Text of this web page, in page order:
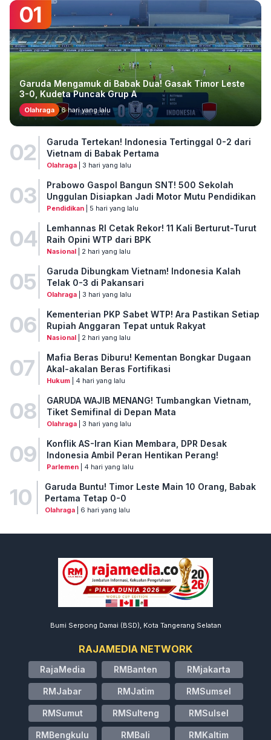
01
Garuda Mengamuk di Babak Dua! Gasak Timor Leste
3-0, Kudeta Puncak Grup A
Olahraga 6 hari yang lalu
02
Garuda Tertekan! Indonesia Tertinggal 0-2 dari
Vietnam di Babak Pertama
Olahraga| 3 hari yang lalu
03
Prabowo Gaspol Bangun SNT! 500 Sekolah
Unggulan Disiapkan Jadi Motor Mutu Pendidikan
Pendidikan| 5 hari yang lalu
04
Lemhannas RI Cetak Rekor! 11 Kali Berturut-Turut
Raih Opini WTP dari BPK
Nasional| 2 hari yang lalu
05
Garuda Dibungkam Vietnam! Indonesia Kalah
Telak 0-3 di Pakansari
Olahraga| 3 hari yang lalu
06
Kementerian PKP Sabet WTP! Ara Pastikan Setiap
Rupiah Anggaran Tepat untuk Rakyat
Nasional| 2 hari yang lalu
07
Mafia Beras Diburu! Kementan Bongkar Dugaan
Akal-akalan Beras Fortifikasi
Hukum| 4 hari yang lalu
08
GARUDA WAJIB MENANG! Tumbangkan Vietnam,
Tiket Semifinal di Depan Mata
Olahraga| 3 hari yang lalu
09
Konflik AS-Iran Kian Membara, DPR Desak
Indonesia Ambil Peran Hentikan Perang!
Parlemen| 4 hari yang lalu
10
Garuda Buntu! Timor Leste Main 10 Orang, Babak
Pertama Tetap 0-0
Olahraga| 6 hari yang lalu
Bumi Serpong Damai (BSD), Kota Tangerang Selatan
RAJAMEDIA NETWORK
RajaMedia RMBanten RMjakarta
RMJabar RMJatim RMSumsel
RMSumut RMSulteng RMSulsel
RMBengkulu RMBali RMKaltim